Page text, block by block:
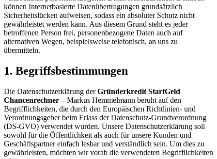
können Internetbasierte Datenübertragungen grundsätzlich
Sicherheitslücken aufweisen, sodass ein absoluter Schutz nicht
gewährleistet werden kann. Aus diesem Grund steht es jeder
betroffenen Person frei, personenbezogene Daten auch auf
alternativen Wegen, beispielsweise telefonisch, an uns zu
übermitteln.
1. Begriffsbestimmungen
Die Datenschutzerklärung derGründerkredit StartGeld
Chancenrechner – Markus Hemmelmann beruht auf den
Begrifflichkeiten, die durch den Europäischen Richtlinien- und
Verordnungsgeber beim Erlass der Datenschutz-Grundverordnung
(DS-GVO) verwendet wurden. Unsere Datenschutzerklärung soll
sowohl für die Öffentlichkeit als auch für unsere Kunden und
Geschäftspartner einfach lesbar und verständlich sein. Um dies zu
gewährleisten, möchten wir vorab die verwendeten Begrifflichkeiten